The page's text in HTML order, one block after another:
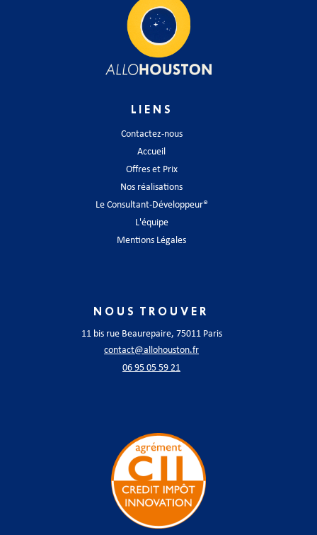
LIENS
Contactez-nous
Accueil
Offres et Prix
Nos réalisations
Le Consultant-Développeur®
L'équipe
Mentions Légales
NOUS TROUVER
11 bis rue Beaurepaire, 75011 Paris
contact@allohouston.fr
06 95 05 59 21